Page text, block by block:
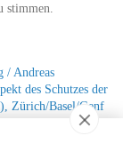
stimmen.
/ Andreas
des Schutzes der
Zürich/Basel/Genf